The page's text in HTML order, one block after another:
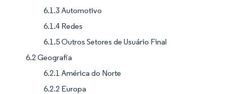
6.1.3 Automotivo
6.1.4 Redes
6.1.5 Outros Setores de Usuário Final
6.2 Geografia
6.2.1 América do Norte
6.2.2 Europa